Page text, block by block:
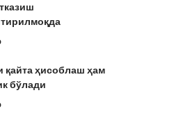
қайта ҳисоблаш ҳам
бўлади